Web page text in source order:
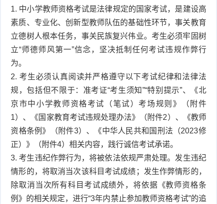
1. 中小学教师资格考试是法律规定的国家考试，是建设高
素质、专业化、创新型教师队伍的基础性环节，事关教育
立德树人根本任务，事关民族复兴伟业。考生必须牢固树
立“师德师风第一”信念，坚决抵制任何考试违规作弊行
为。
2. 考生必须认真阅读并严格遵守以下考试纪律和法律法
规，包括但不限于：准考证“考生须知”“特别提示”、《北
京市中小学教师资格考试（笔试）考场规则》（附件
1）、《国家教育考试违规处理办法》（附件2）、《教师
资格条例》（附件3）、《中华人民共和国刑法（2023修
正）》（附件4）相关内容，践行诚信考试承诺。
3. 考生违纪作弊行为，将被依法依规严肃处理。发生违纪
情形的，将取消当次该科目考试成绩；发生作弊情形的，
除取消当次所有科目考试成绩外，将依据《教师资格条
例》的相关规定，进行“3年内禁止参加教师资格考试”的追